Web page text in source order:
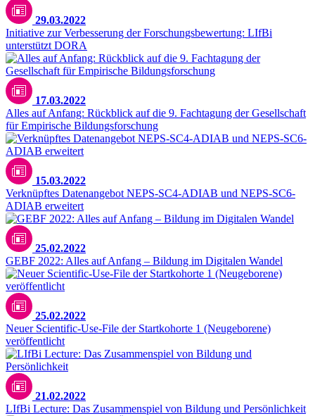
29.03.2022
Initiative zur Verbesserung der Forschungsbewertung: LIfBi
unterstützt DORA
17.03.2022
Alles auf Anfang: Rückblick auf die 9. Fachtagung der Gesellschaft
für Empirische Bildungsforschung
15.03.2022
Verknüpftes Datenangebot NEPS-SC4-ADIAB und NEPS-SC6-
ADIAB erweitert
25.02.2022
GEBF 2022: Alles auf Anfang – Bildung im Digitalen Wandel
25.02.2022
Neuer Scientific-Use-File der Startkohorte 1 (Neugeborene)
veröffentlicht
21.02.2022
LIfBi Lecture: Das Zusammenspiel von Bildung und Persönlichkeit